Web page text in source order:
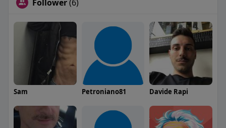
Follower(6)
Sam Petroniano81 Davide Rapi